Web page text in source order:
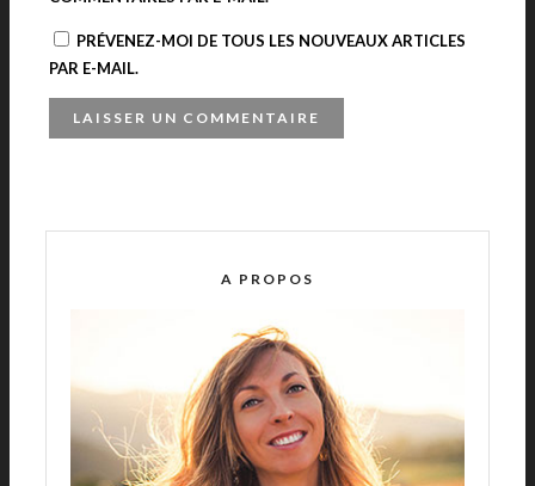
PRÉVENEZ-MOI DE TOUS LES NOUVEAUX ARTICLES
PAR E-MAIL.
A PROPOS